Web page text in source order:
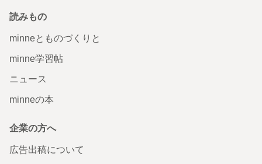
読みもの
minneとものづくりと
minne学習帖
ニュース
minneの本
企業の方へ
広告出稿について